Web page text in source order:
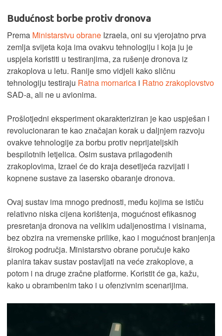
Budućnost borbe protiv dronova
Prema Ministarstvu obrane Izraela, oni su vjerojatno prva
zemlja svijeta koja ima ovakvu tehnologiju i koja ju je
uspjela koristiti u testiranjima, za rušenje dronova iz
zrakoplova u letu. Ranije smo vidjeli kako sličnu
tehnologiju testiraju Ratna mornarica i Ratno zrakoplovstvo
SAD-a, ali ne u avionima.
Prošlotjedni eksperiment okarakteriziran je kao uspješan i
revolucionaran te kao značajan korak u daljnjem razvoju
ovakve tehnologije za borbu protiv neprijateljskih
bespilotnih letjelica. Osim sustava prilagođenih
zrakoplovima, Izrael će do kraja desetljeća razvijati i
kopnene sustave za lasersko obaranje dronova.
Ovaj sustav ima mnogo prednosti, među kojima se ističu
relativno niska cijena korištenja, mogućnost efikasnog
presretanja dronova na velikim udaljenostima i visinama,
bez obzira na vremenske prilike, kao i mogućnost branjenja
širokog područja. Ministarstvo obrane poručuje kako
planira takav sustav postavljati na veće zrakoplove, a
potom i na druge zračne platforme. Koristit će ga, kažu,
kako u obrambenim tako i u ofenzivnim scenarijima.